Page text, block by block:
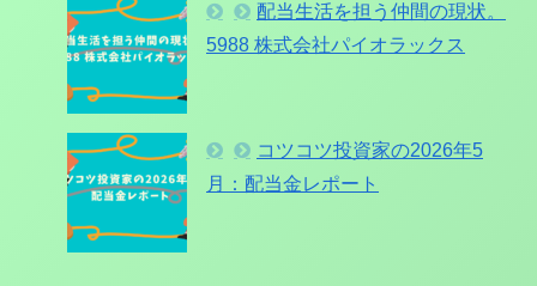
配当生活を担う仲間の現状。
5988 株式会社パイオラックス
コツコツ投資家の2026年5
月：配当金レポート